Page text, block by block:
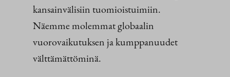
kansainvälisiin tuomioistuimiin.
Näemme molemmat globaalin
vuorovaikutuksen ja kumppanuudet
välttämättöminä.